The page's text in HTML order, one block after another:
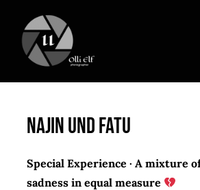
Inhalt
springen
NAJIN und FATU
Special Experience · A mixture
sadness in equal measure